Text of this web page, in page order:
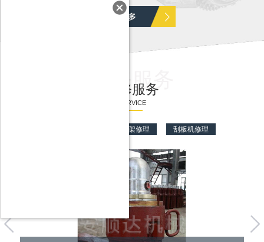
维修服务
维修服务
SERVICE
支架修理 刮板机修理